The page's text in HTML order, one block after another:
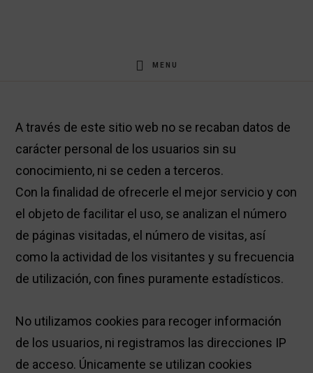
MENU
A través de este sitio web no se recaban datos de
carácter personal de los usuarios sin su
conocimiento, ni se ceden a terceros.
Con la finalidad de ofrecerle el mejor servicio y con
el objeto de facilitar el uso, se analizan el número
de páginas visitadas, el número de visitas, así
como la actividad de los visitantes y su frecuencia
de utilización, con fines puramente estadísticos.
No utilizamos cookies para recoger información
de los usuarios, ni registramos las direcciones IP
de acceso. Únicamente se utilizan cookies